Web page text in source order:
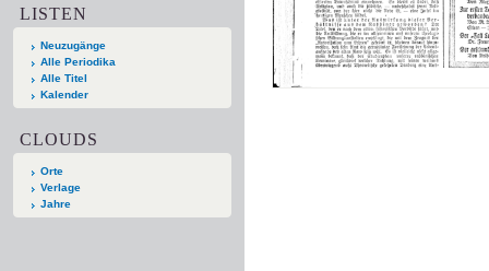
LISTEN
Neuzugänge
Alle Periodika
Alle Titel
Kalender
CLOUDS
Orte
Verlage
Jahre